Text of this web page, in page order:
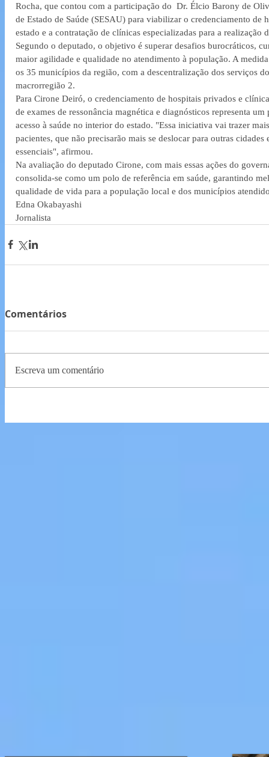
Rocha, que contou com a participação do  Dr. Élcio Barony de
de Estado de Saúde (SESAU) para viabilizar o credenciamento
estado e a contratação de clínicas especializadas para a realização
Segundo o deputado, o objetivo é superar desafios burocráticos,
maior agilidade e qualidade no atendimento à população. A
os 35 municípios da região, com a descentralização dos serviços
macrorregião 2.
Para Cirone Deiró, o credenciamento de hospitais privados e
de exames de ressonância magnética e diagnósticos representa
acesso à saúde no interior do estado. "Essa iniciativa vai trazer
pacientes, que não precisarão mais se deslocar para outras
essenciais", afirmou.
Na avaliação do deputado Cirone, com mais essas ações do
consolida-se como um polo de referência em saúde, garantindo
qualidade de vida para a população local e dos municípios
Edna Okabayashi
Jornalista
Comentários
Escreva um comentário